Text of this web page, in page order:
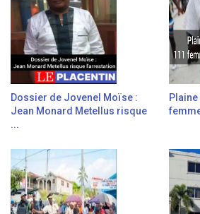
Dossier de Jovenel Moïse :
Jean Monard Metellus risque
...